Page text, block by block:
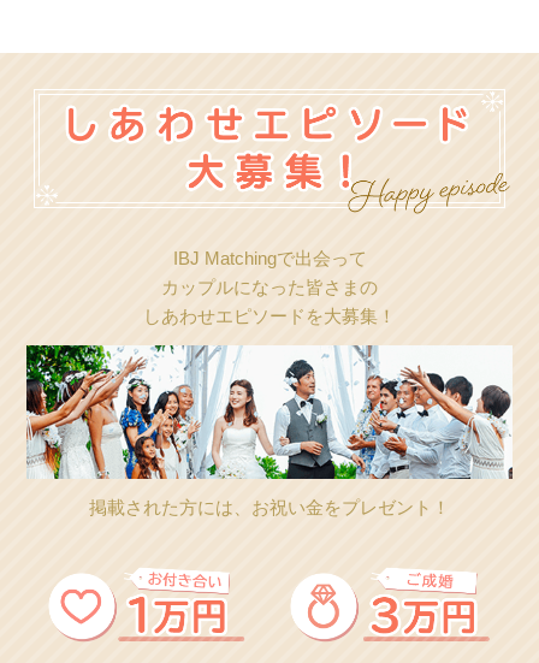
IBJ Matchingで出会って
カップルになった皆さまの
しあわせエピソードを大募集！
掲載された方には、お祝い金をプレゼント！